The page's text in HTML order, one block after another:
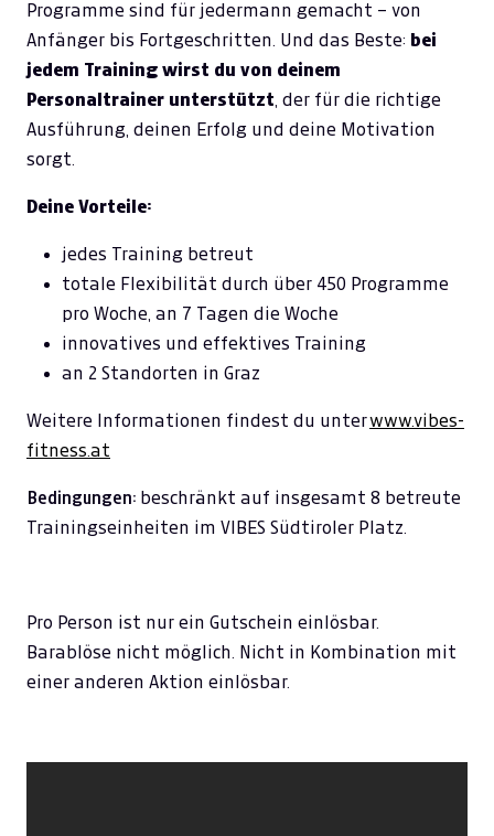
Programme sind für jedermann gemacht – von
Anfänger bis Fortgeschritten. Und das Beste: bei
jedem Training wirst du von deinem
Personaltrainer unterstützt , der für die richtige
Ausführung, deinen Erfolg und deine Motivation
sorgt.
Deine Vorteile:
jedes Training betreut
totale Flexibilität durch über 450 Programme
pro Woche, an 7 Tagen die Woche
innovatives und effektives Training
an 2 Standorten in Graz
Weitere Informationen findest du unterwww.vibes-
fitness.at
Bedingungen: beschränkt auf insgesamt 8 betreute
Trainingseinheiten im VIBES Südtiroler Platz.
Pro Person ist nur ein Gutschein einlösbar.
Barablöse nicht möglich. Nicht in Kombination mit
einer anderen Aktion einlösbar.